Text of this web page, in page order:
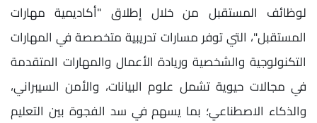
لوظائف المستقبل من خلال إطلاق "أكاديمية مهارات
المستقبل"، التي توفر مسارات تدريبية متخصصة في المهارات
التكنولوجية والشخصية وريادة الأعمال والمهارات المتقدمة
في مجالات حيوية تشمل علوم البيانات، والأمن السيبراني،
والذكاء الاصطناعي؛ بما يسهم في سد الفجوة بين التعليم